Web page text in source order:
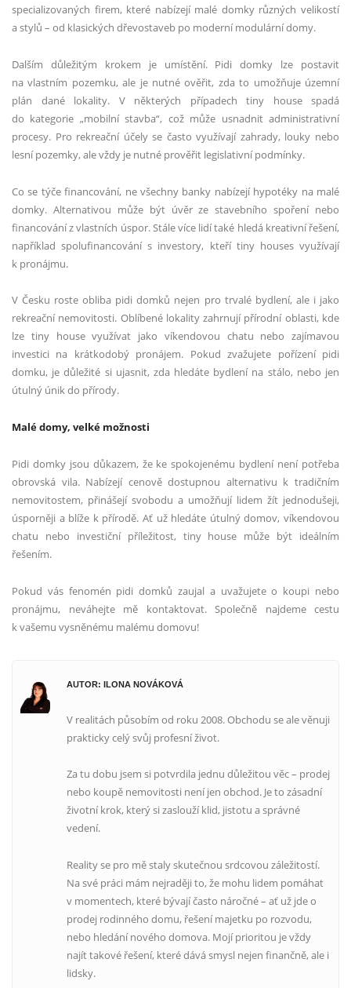
specializovaných firem, které nabízejí malé domky různých velikostí
a stylů – od klasických dřevostaveb po moderní modulární domy.
Dalším důležitým krokem je umístění. Pidi domky lze postavit
na vlastním pozemku, ale je nutné ověřit, zda to umožňuje územní
plán dané lokality. V některých případech tiny house spadá
do kategorie „mobilní stavba“, což může usnadnit administrativní
procesy. Pro rekreační účely se často využívají zahrady, louky nebo
lesní pozemky, ale vždy je nutné prověřit legislativní podmínky.
Co se týče financování, ne všechny banky nabízejí hypotéky na malé
domky. Alternativou může být úvěr ze stavebního spoření nebo
financování z vlastních úspor. Stále více lidí také hledá kreativní řešení,
například spolufinancování s investory, kteří tiny houses využívají
k pronájmu.
V Česku roste obliba pidi domků nejen pro trvalé bydlení, ale i jako
rekreační nemovitosti. Oblíbené lokality zahrnují přírodní oblasti, kde
lze tiny house využívat jako víkendovou chatu nebo zajímavou
investici na krátkodobý pronájem. Pokud zvažujete pořízení pidi
domku, je důležité si ujasnit, zda hledáte bydlení na stálo, nebo jen
útulný únik do přírody.
Malé domy, velké možnosti
Pidi domky jsou důkazem, že ke spokojenému bydlení není potřeba
obrovská vila. Nabízejí cenově dostupnou alternativu k tradičním
nemovitostem, přinášejí svobodu a umožňují lidem žít jednodušeji,
úsporněji a blíže k přírodě. Ať už hledáte útulný domov, víkendovou
chatu nebo investiční příležitost, tiny house může být ideálním
řešením.
Pokud vás fenomén pidi domků zaujal a uvažujete o koupi nebo
pronájmu, neváhejte mě kontaktovat. Společně najdeme cestu
k vašemu vysněnému malému domovu!
AUTOR: ILONA NOVÁKOVÁ
V realitách působím od roku 2008. Obchodu se ale věnuji
prakticky celý svůj profesní život.
Za tu dobu jsem si potvrdila jednu důležitou věc – prodej
nebo koupě nemovitosti není jen obchod. Je to zásadní
životní krok, který si zaslouží klid, jistotu a správné
vedení.
Reality se pro mě staly skutečnou srdcovou záležitostí.
Na své práci mám nejraději to, že mohu lidem pomáhat
v momentech, které bývají často náročné – ať už jde o
prodej rodinného domu, řešení majetku po rozvodu,
nebo hledání nového domova. Mojí prioritou je vždy
najít takové řešení, které dává smysl nejen finančně, ale i
lidsky.